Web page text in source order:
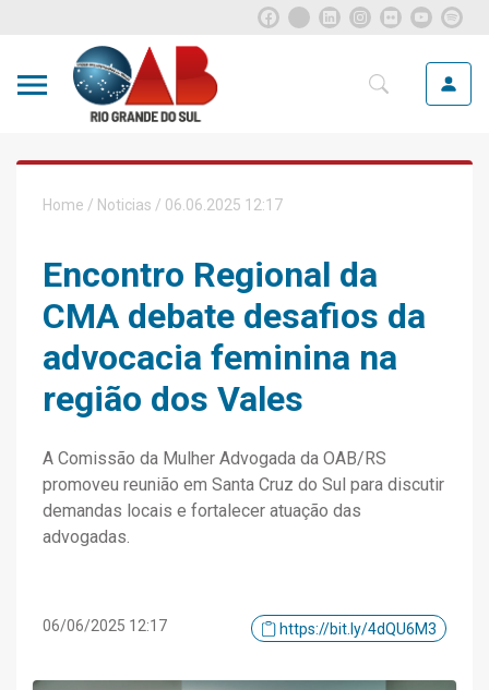
Home / Noticias / 06.06.2025 12:17
Encontro Regional da
CMA debate desafios da
advocacia feminina na
região dos Vales
A Comissão da Mulher Advogada da OAB/RS
promoveu reunião em Santa Cruz do Sul para discutir
demandas locais e fortalecer atuação das
advogadas.
06/06/2025 12:17 https://bit.ly/4dQU6M3